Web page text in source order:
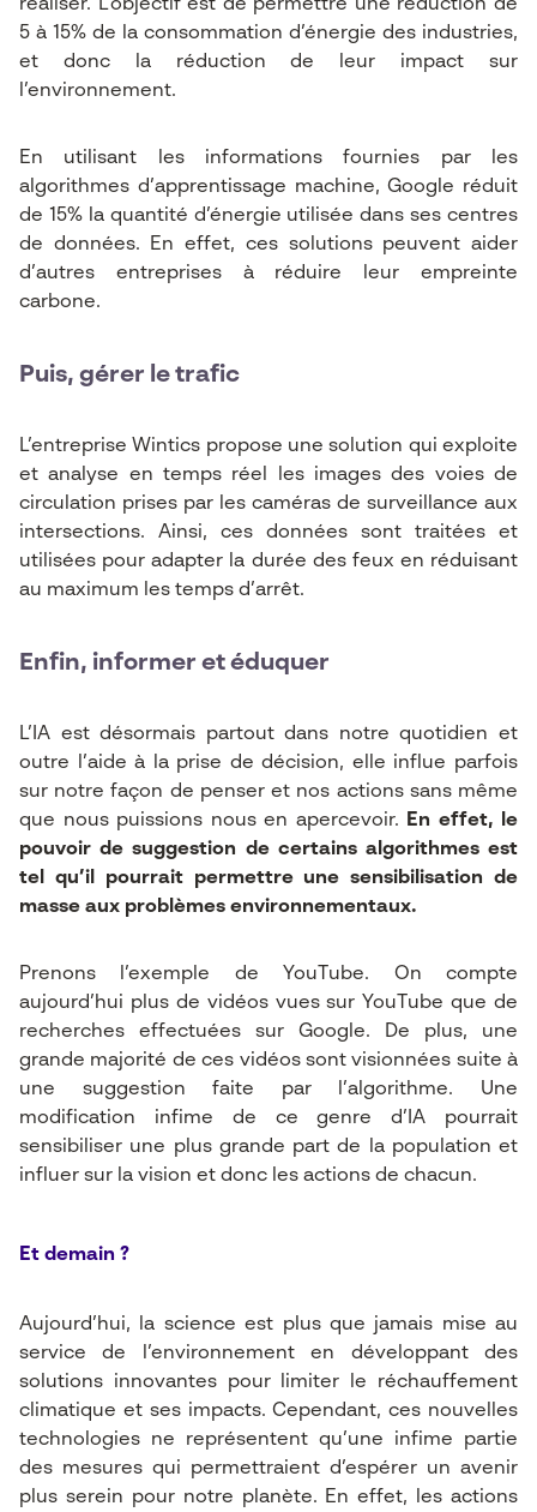
réaliser. L’objectif est de permettre une réduction de
5 à 15% de la consommation d’énergie des industries,
et donc la réduction de leur impact sur
l’environnement.
En utilisant les informations fournies par les
algorithmes d’apprentissage machine, Google réduit
de 15% la quantité d’énergie utilisée dans ses centres
de données. En effet, ces solutions peuvent aider
d’autres entreprises à réduire leur empreinte
carbone.
Puis, gérer le trafic
L’entreprise Wintics propose une solution qui exploite
et analyse en temps réel les images des voies de
circulation prises par les caméras de surveillance aux
intersections. Ainsi, ces données sont traitées et
utilisées pour adapter la durée des feux en réduisant
au maximum les temps d’arrêt.
Enfin, informer et éduquer
L’IA est désormais partout dans notre quotidien et
outre l’aide à la prise de décision, elle influe parfois
sur notre façon de penser et nos actions sans même
que nous puissions nous en apercevoir. En effet, le
pouvoir de suggestion de certains algorithmes est
tel qu’il pourrait permettre une sensibilisation de
masse aux problèmes environnementaux.
Prenons l’exemple de YouTube. On compte
aujourd’hui plus de vidéos vues sur YouTube que de
recherches effectuées sur Google. De plus, une
grande majorité de ces vidéos sont visionnées suite à
une suggestion faite par l’algorithme. Une
modification infime de ce genre d’IA pourrait
sensibiliser une plus grande part de la population et
influer sur la vision et donc les actions de chacun.
Et demain ?
Aujourd’hui, la science est plus que jamais mise au
service de l’environnement en développant des
solutions innovantes pour limiter le réchauffement
climatique et ses impacts. Cependant, ces nouvelles
technologies ne représentent qu’une infime partie
des mesures qui permettraient d’espérer un avenir
plus serein pour notre planète. En effet, les actions